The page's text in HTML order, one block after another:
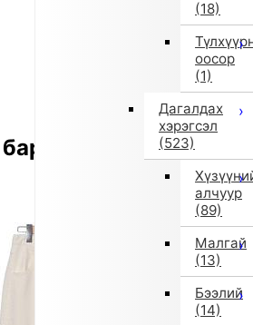
(18)
оосор
(1)
Дагалдах
хэрэгсэл
(523)
алчуур
(89)
Малгай
(13)
Бээлий
(14)